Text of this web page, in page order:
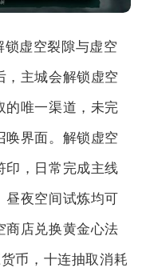
虚空裂隙与虚空
，主城会解锁虚空
的唯一渠道，未完
唤界面。解锁虚空
印，日常完成主线
昼夜空间试炼均可
商店兑换黄金心法
币，十连抽取消耗